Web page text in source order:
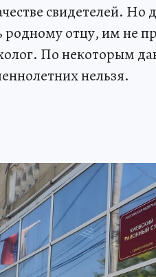
свидетелей. Но
отцу, им не
По некоторым
нельзя.